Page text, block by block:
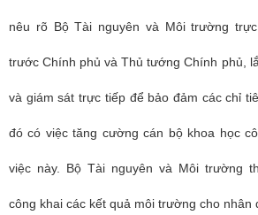
nêu rõ Bộ Tài nguyên và Môi trường
trước Chính phủ và Thủ tướng Chính phủ,
và giám sát trực tiếp để bảo đảm các chỉ
đó có việc tăng cường cán bộ khoa học
việc này. Bộ Tài nguyên và Môi trường
công khai các kết quả môi trường cho nhân